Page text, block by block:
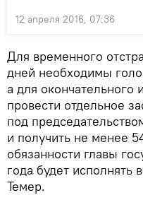
12 апреля 2016, 07:36
Для временного
дней необходимы
а для
провести отдельное
под
и получить не менее
обязанности главы
года будет
Темер.